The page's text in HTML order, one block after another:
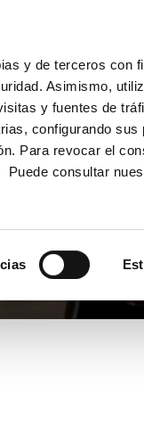
y de terceros con
Asimismo,
y fuentes de
configurando
Para revocar el
Puede consultar
CONSULTORÍA